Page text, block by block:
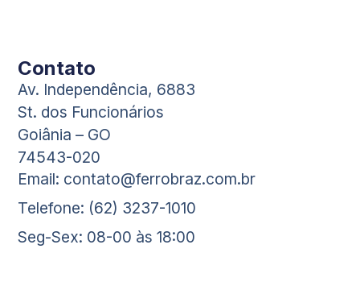
Contato
Av. Independência, 6883
St. dos Funcionários
Goiânia – GO
74543-020
Email: contato@ferrobraz.com.br
Telefone: (62) 3237-1010
Seg-Sex: 08-00 às 18:00